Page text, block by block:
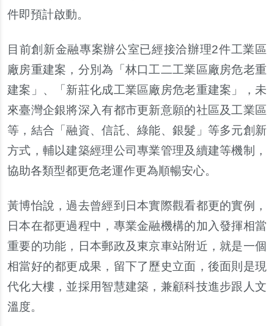
件即預計啟動。
目前創新金融專案辦公室已經接洽辦理2件工業區
廠房重建案，分別為「林口工二工業區廠房危老重
建案」、「新莊化成工業區廠房危老重建案」，未
來臺灣企銀將深入有都市更新意願的社區及工業區
等，結合「融資、信託、綠能、銀髮」等多元創新
方式，輔以建築經理公司專業管理及續建等機制，
協助各類型都更危老運作更為順暢安心。
黃博怡說 ，過去曾經到日本實際觀看都更的實例，
日本在都更過程中，專業金融機構的加入發揮相當
重要的功能，日本郵政及東京車站附近，就是一個
相當好的都更成果，留下了 歷史立面，後面則是現
代化大樓，並採用智慧建築，兼顧科技進步跟人文
溫度。